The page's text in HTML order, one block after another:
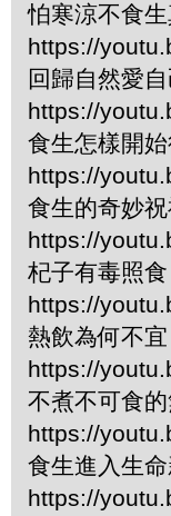
怕寒涼不食
https://
回歸自然愛
https://
食生怎樣開
https://
食生的奇妙
https://
杞子有毒照
https://
熱飲為何不
https://
不煮不可食
https://
食生進入生
https://